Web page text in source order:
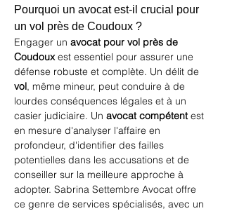
Pourquoi un avocat est-il crucial pour
un vol près de Coudoux ?
Engager un avocat pour vol près de
Coudoux est essentiel pour assurer une
défense robuste et complète. Un délit de
vol, même mineur, peut conduire à de
lourdes conséquences légales et à un
casier judiciaire. Un avocat compétent est
en mesure d'analyser l'affaire en
profondeur, d'identifier des failles
potentielles dans les accusations et de
conseiller sur la meilleure approche à
adopter. Sabrina Settembre Avocat offre
ce genre de services spécialisés, avec un